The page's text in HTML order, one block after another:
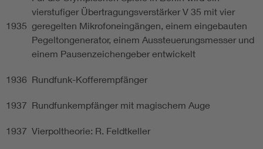
1935
vierstufiger Übertragungsverstärker V 35 mit vier
geregelten Mikrofoneingängen, einem eingebauten
Pegeltongenerator, einem Aussteuerungsmesser und
einem Pausenzeichengeber entwickelt
1936 Rundfunk-Kofferempfänger
1937 Rundfunkempfänger mit magischem Auge
1937 Vierpoltheorie: R. Feldtkeller